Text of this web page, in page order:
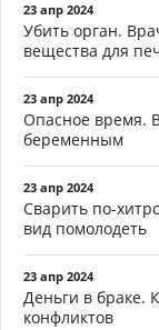
23 апр 2024
Убить орган.
вещества для
23 апр 2024
Опасное время.
беременным
23 апр 2024
Сварить по-
вид помолодеть
23 апр 2024
Деньги в браке.
конфликтов